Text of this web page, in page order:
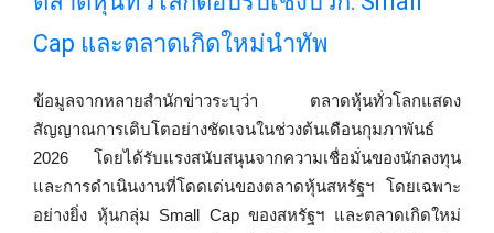
Cap และตลาดเกิดใหม่นำทัพ
ข้อมูลจากหลายสำนักข่าวระบุว่า ตลาดหุ้นทั่วโลกแสดง
สัญญาณการเติบโตอย่างชัดเจนในช่วงต้นเดือนกุมภาพันธ์
2026 โดยได้รับแรงสนับสนุนจากความเชื่อมั่นของนักลงทุน
และการดำเนินงานที่โดดเด่นของตลาดหุ้นสหรัฐฯ โดยเฉพาะ
อย่างยิ่ง หุ้นกลุ่ม Small Cap ของสหรัฐฯ และตลาดเกิดใหม่